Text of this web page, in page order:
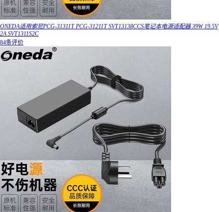
ONEDA适用索尼PCG-31311T PCG-31211T SVT13138CCS笔记本电源适配器 39W 19.5V
2A SVT1311S2C
84条评价